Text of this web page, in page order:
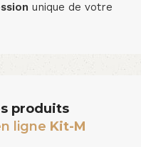
unique de votre
produits
ligne Kit-M